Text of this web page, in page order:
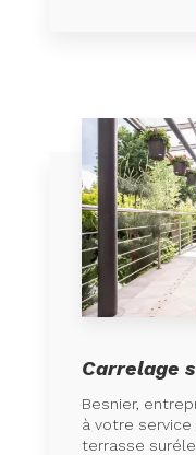
Carrelage
Besnier,
à votre service
terrasse